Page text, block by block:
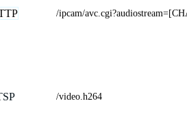
/ipcam/
/video.h264